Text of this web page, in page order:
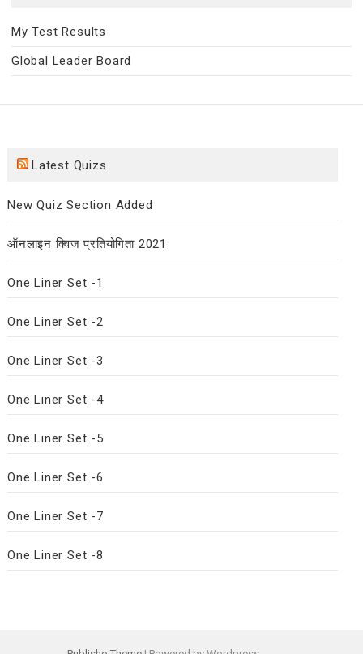
My Test Results
Global Leader Board
Latest Quizs
New Quiz Section Added
ऑनलाइन क्विज प्रतियोगिता 2021
One Liner Set -1
One Liner Set -2
One Liner Set -3
One Liner Set -4
One Liner Set -5
One Liner Set -6
One Liner Set -7
One Liner Set -8